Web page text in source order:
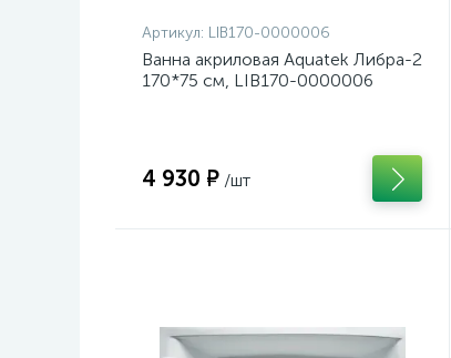
Артикул: LIB170-0000006
Ванна акриловая Aquatek Либра-2
170*75 см, LIB170-0000006
4 930 ₽ /шт